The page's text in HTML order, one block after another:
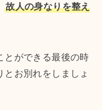
故人の身なりを整え
とができる最後の時
お別れをしましょ